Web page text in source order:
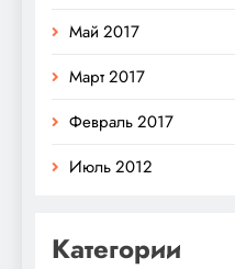
Май 2017
Март 2017
Февраль 2017
Июль 2012
Категории